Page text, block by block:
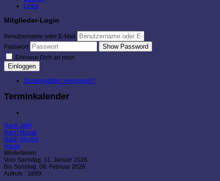
Links
Mitglieder-Login
Benutzername oder E-Mail
Passwort
Show Password
Erinnere Dich an mich
Einloggen
Zugangsdaten vergessen?
Terminkalender
Nach Jahr
Nach Monat
Nach Woche
Heute
Winterferien
Vom Samstag, 31. Januar 2026
Bis Sonntag, 08. Februar 2026
Aufrufe : 1899